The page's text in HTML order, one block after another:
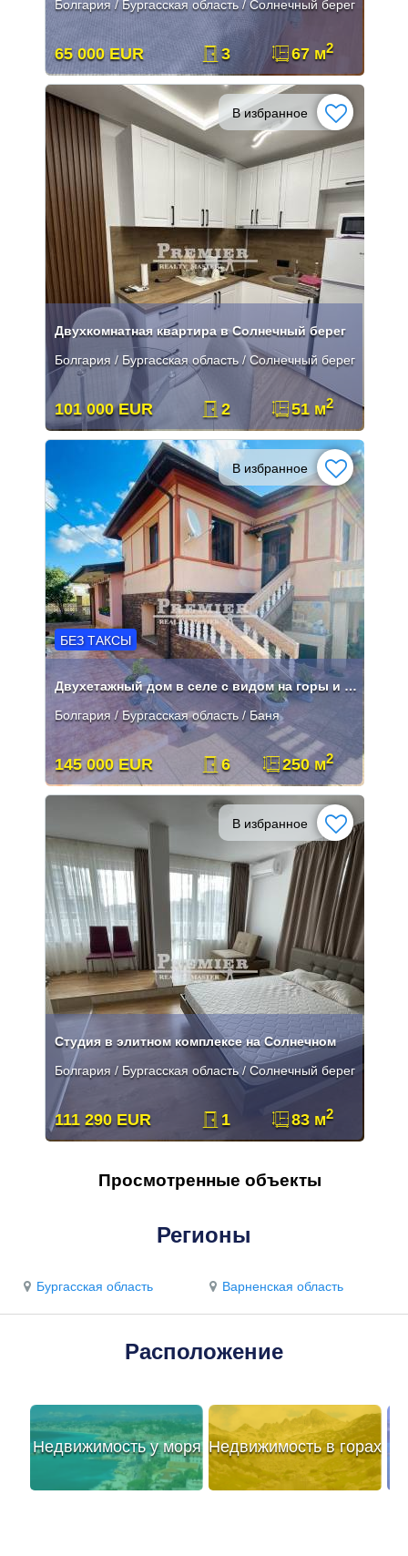
Болгария / Бургасская область / Солнечный берег
65 000 EUR 3 67 м2
В избранное
Двухкомнатная квартира в Солнечный берег
Болгария / Бургасская область / Солнечный берег
101 000 EUR 2 51 м2
В избранное
БЕЗ ТАКСЫ
Двухетажный дом в селе с видом на горы и море, в 4х км. к пляжу**
Болгария / Бургасская область / Баня
145 000 EUR 6 250 м2
В избранное
Студия в элитном комплексе на Солнечном
Болгария / Бургасская область / Солнечный берег
111 290 EUR 1 83 м2
Просмотренные объекты
Регионы
Бургасская область Варненская область
Расположение
Недвижимость у моря Недвижимость в горах